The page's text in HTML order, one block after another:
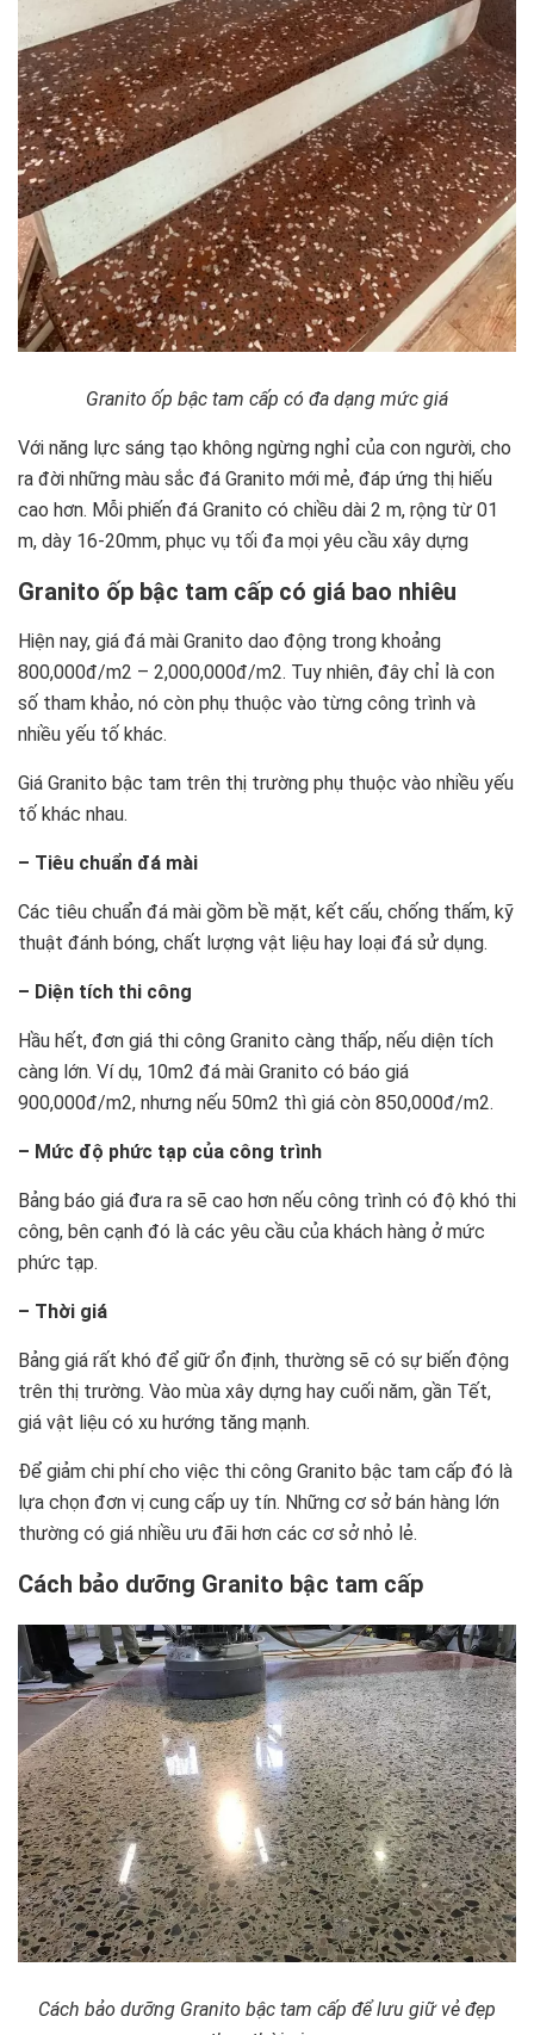
Granito ốp bậc tam cấp có đa dạng mức giá
Với năng lực sáng tạo không ngừng nghỉ của con người, cho
ra đời những màu sắc đá Granito mới mẻ, đáp ứng thị hiếu
cao hơn. Mỗi phiến đá Granito có chiều dài 2 m, rộng từ 01
m, dày 16-20mm, phục vụ tối đa mọi yêu cầu xây dựng
Granito ốp bậc tam cấp có giá bao nhiêu
Hiện nay, giá đá mài Granito dao động trong khoảng
800,000đ/m2 – 2,000,000đ/m2. Tuy nhiên, đây chỉ là con
số tham khảo, nó còn phụ thuộc vào từng công trình và
nhiều yếu tố khác.
Giá Granito bậc tam trên thị trường phụ thuộc vào nhiều yếu
tố khác nhau.
– Tiêu chuẩn đá mài
Các tiêu chuẩn đá mài gồm bề mặt, kết cấu, chống thấm, kỹ
thuật đánh bóng, chất lượng vật liệu hay loại đá sử dụng.
– Diện tích thi công
Hầu hết, đơn giá thi công Granito càng thấp, nếu diện tích
càng lớn. Ví dụ, 10m2 đá mài Granito có báo giá
900,000đ/m2, nhưng nếu 50m2 thì giá còn 850,000đ/m2.
– Mức độ phức tạp của công trình
Bảng báo giá đưa ra sẽ cao hơn nếu công trình có độ khó thi
công, bên cạnh đó là các yêu cầu của khách hàng ở mức
phức tạp.
– Thời giá
Bảng giá rất khó để giữ ổn định, thường sẽ có sự biến động
trên thị trường. Vào mùa xây dựng hay cuối năm, gần Tết,
giá vật liệu có xu hướng tăng mạnh.
Để giảm chi phí cho việc thi công Granito bậc tam cấp đó là
lựa chọn đơn vị cung cấp uy tín. Những cơ sở bán hàng lớn
thường có giá nhiều ưu đãi hơn các cơ sở nhỏ lẻ.
Cách bảo dưỡng Granito bậc tam cấp
Cách bảo dưỡng Granito bậc tam cấp để lưu giữ vẻ đẹp